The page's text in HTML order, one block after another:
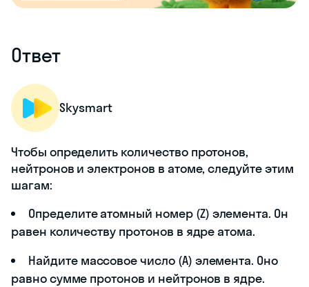
Ответ
Skysmart
Чтобы определить количество протонов,
нейтронов и электронов в атоме, следуйте этим
шагам:
Определите атомный номер (Z) элемента. Он
равен количеству протонов в ядре атома.
Найдите массовое число (A) элемента. Оно
равно сумме протонов и нейтронов в ядре.